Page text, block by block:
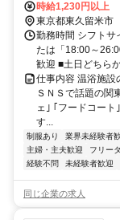
線「東久留米駅」
下車すぐ
時給1,230円以上
東京都東久留米市
勤務時間 シフトサ
たは「18:00～
歓迎 ■土日どちら
仕事内容 温浴施設
ＳＮＳで話題の関
ェ｣ ｢フードコー
す...
制服あり 業界未経験者
主婦・主夫歓迎
フリー
経験不問
未経験者歓迎
同じ企業の求人